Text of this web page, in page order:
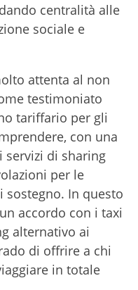
centralità alle
sociale e
attenta al non
testimoniato
tariffario per gli
con una
servizi di sharing
per le
sostegno. In questo
accordo con i taxi
alternativo ai
di offrire a chi
in totale